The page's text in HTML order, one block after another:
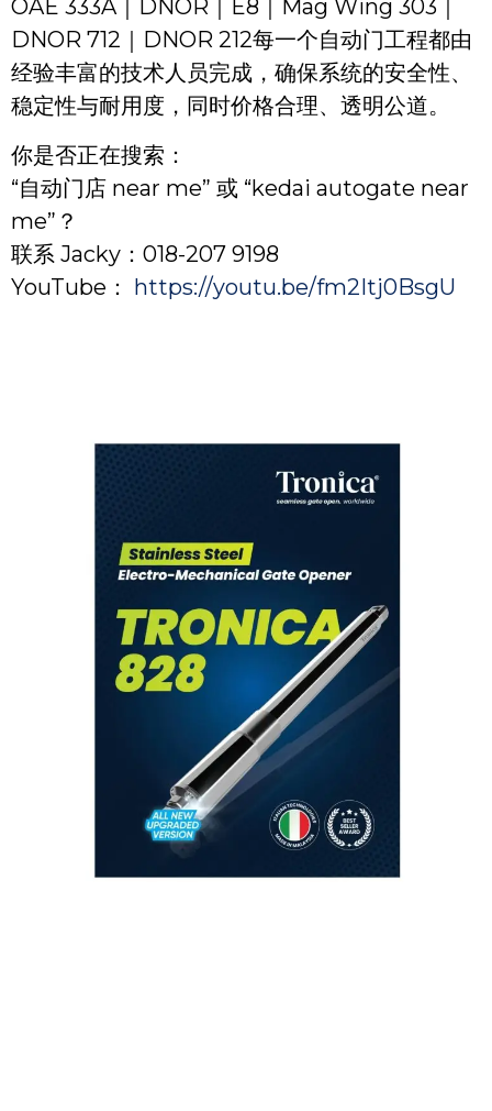
OAE 333A｜DNOR｜E8｜Mag Wing 303｜
DNOR 712｜DNOR 212每一个自动门工程都由
经验丰富的技术人员完成，确保系统的安全性、
稳定性与耐用度，同时价格合理、透明公道。
你是否正在搜索：
“自动门店 near me” 或 “kedai autogate near
me”？
联系 Jacky：018-207 9198
YouTube： https://youtu.be/fm2Itj0BsgU